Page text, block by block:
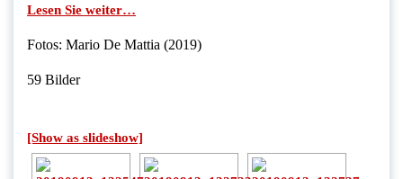
Lesen Sie weiter…
Fotos: Mario De Mattia (2019)
59 Bilder
[Show as slideshow]